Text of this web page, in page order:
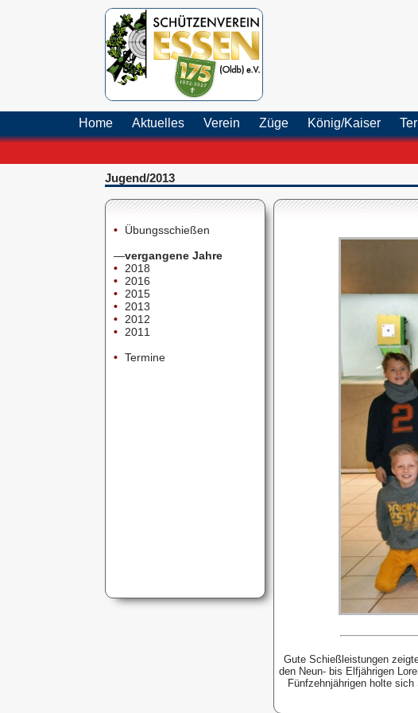
Home Aktuelles Verein Züge König/Kaiser
Jugend/2013
•
Übungsschießen
—vergangene Jahre
•
2018
•
2016
•
2015
•
2013
•
2012
•
2011
• Termine
Gute Schießleistungen
den Neun- bis Elfjährigen
Fünfzehnjährigen holte